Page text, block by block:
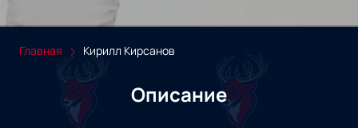
Главная Кирилл Кирсанов
Описание